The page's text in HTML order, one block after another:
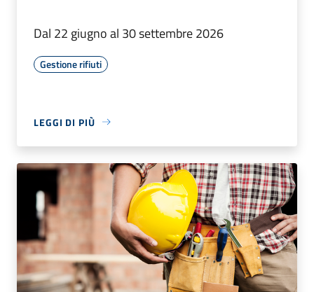
Dal 22 giugno al 30 settembre 2026
Gestione rifiuti
LEGGI DI PIÙ